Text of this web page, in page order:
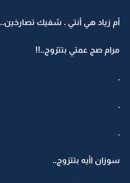
أم زياد هي أنتي . شفيك تصارخين..
مرام صج عمتي بتتزوج..!!
.
.
.
سوزان اأيه بتتزوج..